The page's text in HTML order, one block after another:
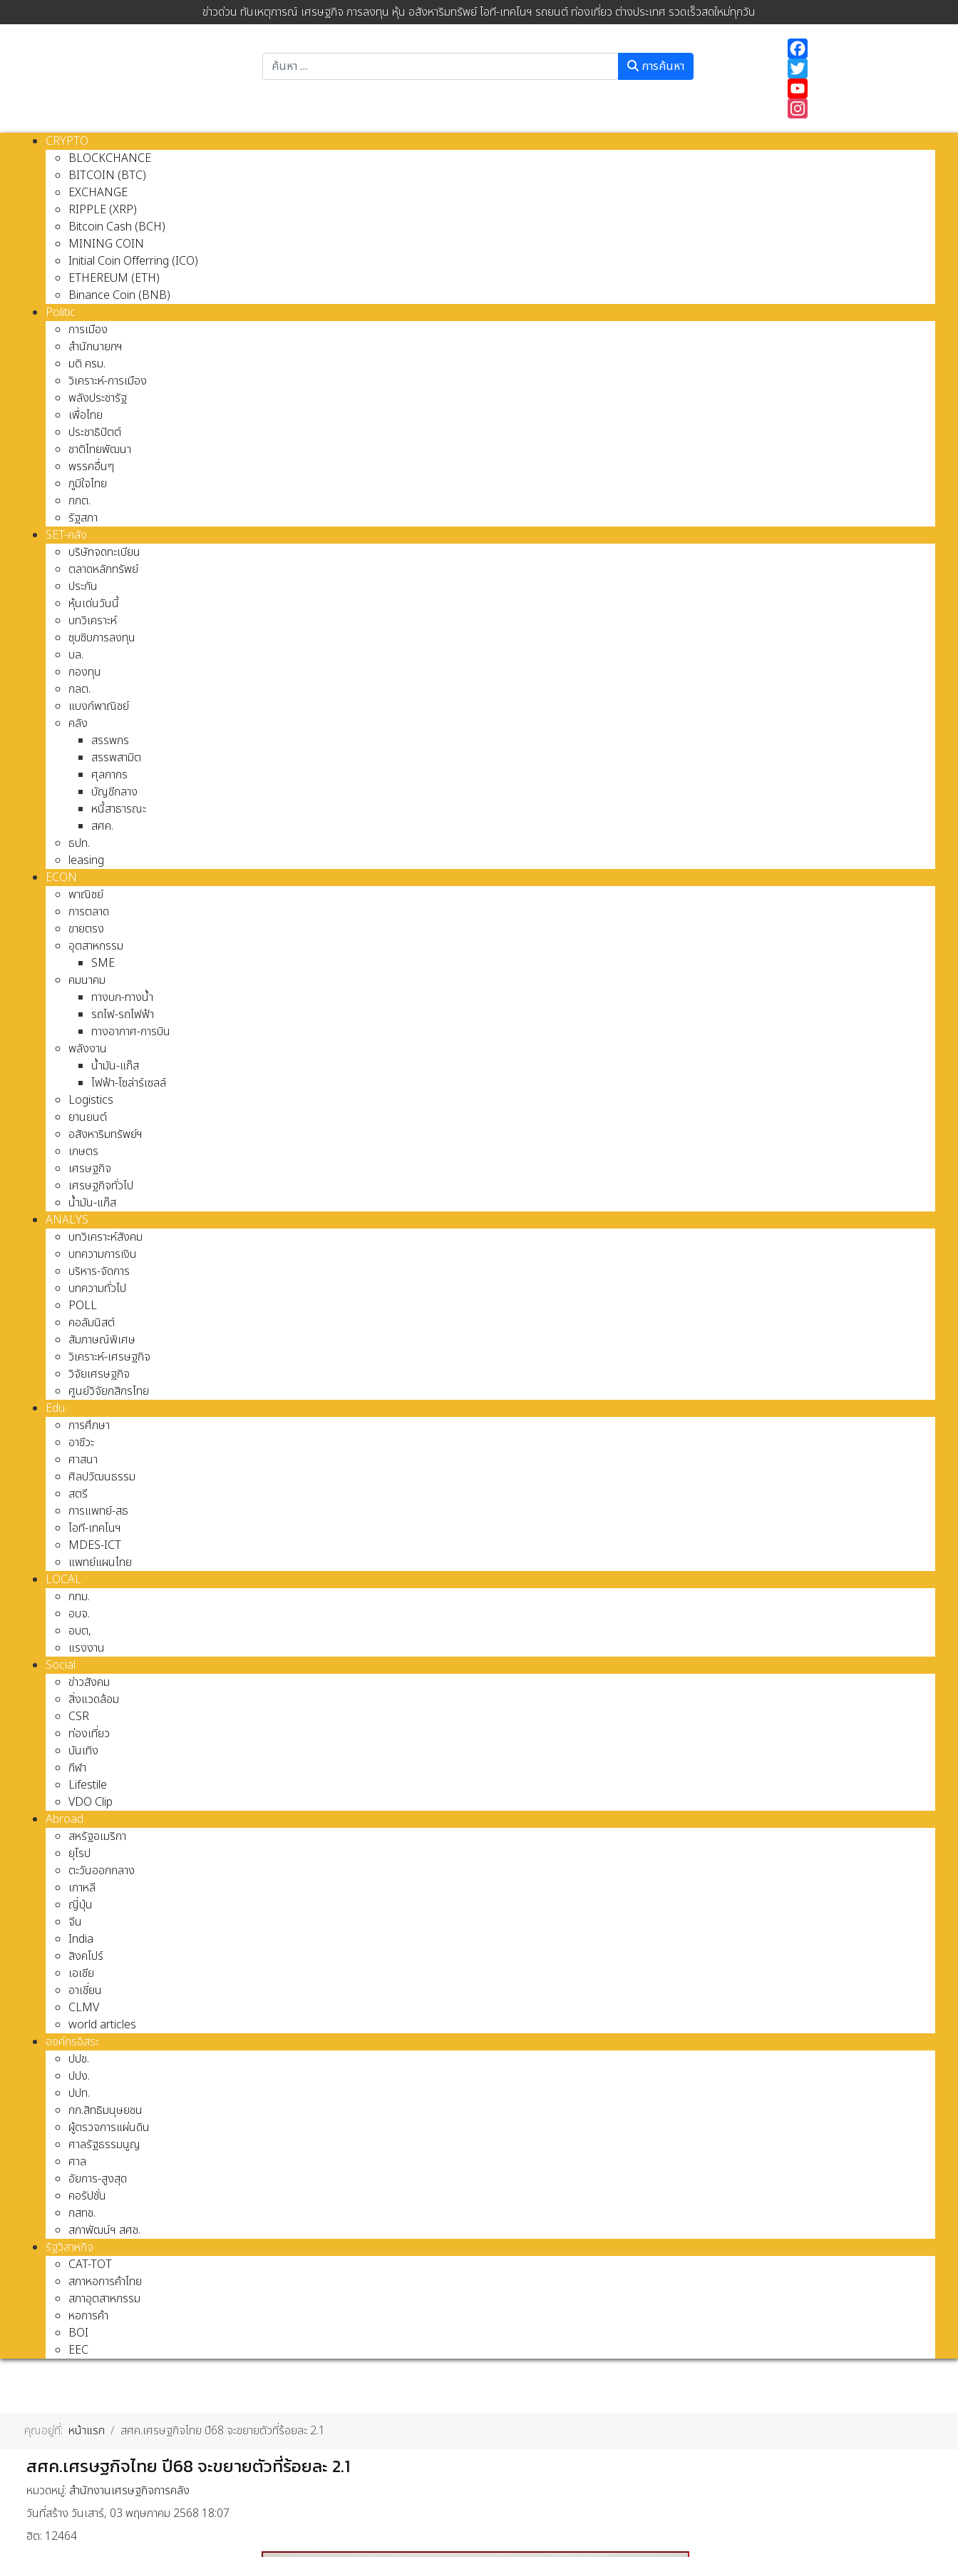
ข่าวด่วน ทันเหตุการณ์ เศรษฐกิจ การลงทุน หุ้น อสังหาริมทรัพย์ ไอที-เทคโนฯ รถยนต์ ท่องเที่ยว ต่างประเทศ รวดเร็วสดใหม่ทุกวัน
การค้นหา
Instagram
CRYPTO
BLOCKCHANCE
BITCOIN (BTC)
EXCHANGE
RIPPLE (XRP)
Bitcoin Cash (BCH)
MINING COIN
Initial Coin Offerring (ICO)
ETHEREUM (ETH)
Binance Coin (BNB)
Politic
การเมือง
สำนักนายกฯ
มติ ครม.
วิเคราะห์-การเมือง
พลังประชารัฐ
เพื่อไทย
ประชาธิปัตต์
ชาติไทยพัฒนา
พรรคอื่นๆ
ภูมิใจไทย
กกต.
รัฐสภา
SET-คลัง
บริษัทจดทะเบียน
ตลาดหลักทรัพย์
ประกัน
หุ้นเด่นวันนี้
บทวิเคราะห์
ซุบซิบการลงทุน
บล.
กองทุน
กลต.
แบงก์พาณิชย์
คลัง
สรรพกร
สรรพสามิต
ศุลกากร
บัญชีกลาง
หนี้สาธารณะ
สศค.
ธปท.
leasing
ECON
พาณิชย์
การตลาด
ขายตรง
อุตสาหกรรม
SME
คมนาคม
ทางบก-ทางน้ำ
รถไฟ-รถไฟฟ้า
ทางอากาศ-การบิน
พลังงาน
น้ำมัน-แก๊ส
ไฟฟ้า-โซล่าร์เซลล์
Logistics
ยานยนต์
อสังหาริมทรัพย์ฯ
เกษตร
เศรษฐกิจ
เศรษฐกิจทั่วไป
น้ำมัน-แก๊ส
ANALYS
บทวิเคราะห์สังคม
บทความการเงิน
บริหาร-จัดการ
บทความทั่วไป
POLL
คอลัมนิสต์
สัมภาษณ์พิเศษ
วิเคราะห์-เศรษฐกิจ
วิจัยเศรษฐกิจ
ศูนย์วิจัยกสิกรไทย
Edu
การศึกษา
อาชีวะ
ศาสนา
ศิลปวัฒนธรรม
สตรี
การแพทย์-สธ
ไอที-เทคโนฯ
MDES-ICT
แพทย์แผนไทย
LOCAL
กทม.
อบจ.
อบต,
แรงงาน
Social
ข่าวสังคม
สิ่งแวดล้อม
CSR
ท่องเที่ยว
บันเทิง
กีฬา
Lifestile
VDO Clip
Abroad
สหรัฐอเมริกา
ยุโรป
ตะวันออกกลาง
เกาหลี
ญี่ปุ่น
จีน
India
สิงคโปร์
เอเชีย
อาเชี่ยน
CLMV
world articles
องค์กรอิสระ
ปปช.
ปปง.
ปปท.
กก.สิทธิมนุษยชน
ผู้ตรวจการแผ่นดิน
ศาลรัฐธรรมนูญ
ศาล
อัยการ-สูงสุด
คอรัปชั่น
กสทช.
สภาพัฒน์ฯ สศช.
รัฐวิสาหกิจ
CAT-TOT
สภาหอการค้าไทย
สภาอุตสาหกรรม
หอการค้า
BOI
EEC
คุณอยู่ที่: หน้าแรก สศค.เศรษฐกิจไทย ปี68 จะขยายตัวที่ร้อยละ 2.1
สศค.เศรษฐกิจไทย ปี68 จะขยายตัวที่ร้อยละ 2.1
หมวดหมู่: สำนักงานเศรษฐกิจการคลัง
วันที่สร้าง วันเสาร์, 03 พฤษภาคม 2568 18:07
ฮิต: 12464